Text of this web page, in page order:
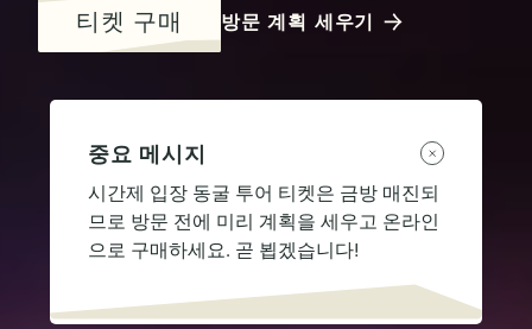
티켓 구매 방문 계획 세우기
중요 메시지
시간제 입장 동굴 투어 티켓은 금방 매진되
므로 방문 전에 미리 계획을 세우고 온라인
으로 구매하세요. 곧 뵙겠습니다!